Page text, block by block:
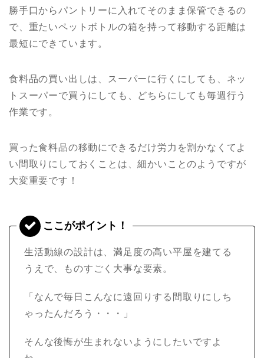
勝手口からパントリーに入れてそのまま保管できるの
で、重たいペットボトルの箱を持って移動する距離は
最短にできています。
食料品の買い出しは、スーパーに行くにしても、ネッ
トスーパーで買うにしても、どちらにしても毎週行う
作業です。
買った食料品の移動にできるだけ労力を割かなくてよ
い間取りにしておくことは、細かいことのようですが
大変重要です！
生活動線の設計は、満足度の高い平屋を建てる
うえで、ものすごく大事な要素。
「なんで毎日こんなに遠回りする間取りにしち
ゃったんだろう・・・」
そんな後悔が生まれないようにしたいですよ